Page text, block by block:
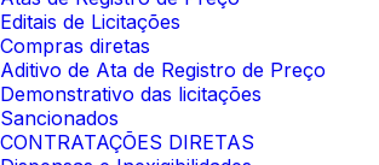
Editais de Licitações
Compras diretas
Aditivo de Ata de Registro de Preço
Demonstrativo das licitações
Sancionados
CONTRATAÇÕES DIRETAS